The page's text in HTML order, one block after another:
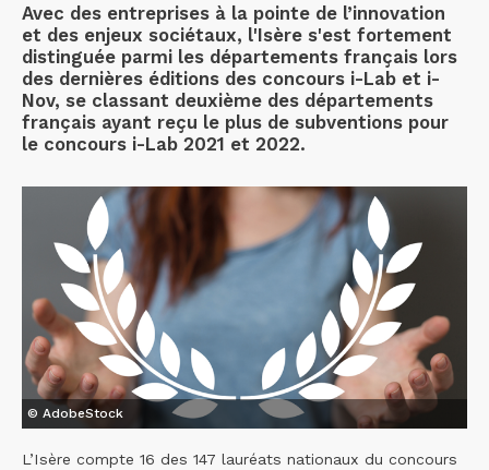
Avec des entreprises à la pointe de l’innovation
et des enjeux sociétaux, l'Isère s'est fortement
distinguée parmi les départements français lors
des dernières éditions des concours i-Lab et i-
Nov, se classant deuxième des départements
français ayant reçu le plus de subventions pour
le concours i-Lab 2021 et 2022.
© AdobeStock
L’Isère compte 16 des 147 lauréats nationaux du concours